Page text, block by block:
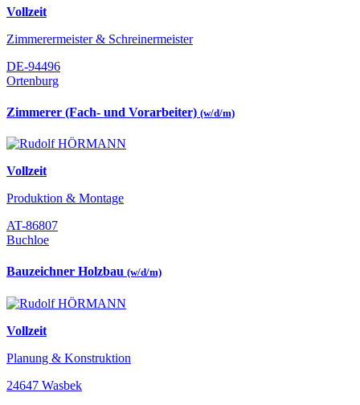
Vollzeit
Zimmerermeister & Schreinermeister
DE-94496
Ortenburg
Zimmerer (Fach- und Vorarbeiter) (w/d/m)
Vollzeit
Produktion & Montage
AT-86807
Buchloe
Bauzeichner Holzbau (w/d/m)
Vollzeit
Planung & Konstruktion
24647 Wasbek